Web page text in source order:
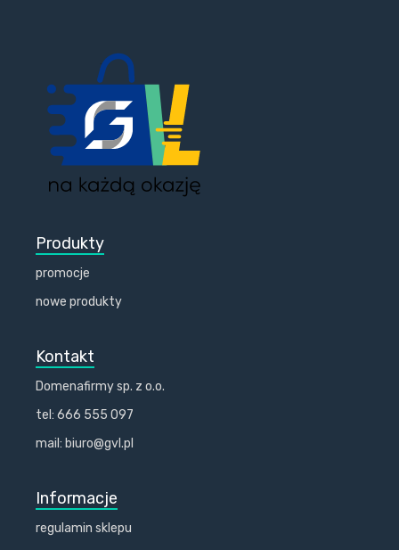
Produkty
promocje
nowe produkty
Kontakt
Domenafirmy sp. z o.o.
tel: 666 555 097
mail: biuro@gvl.pl
Informacje
regulamin sklepu